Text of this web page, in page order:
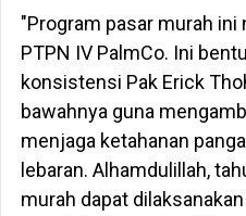
"Program pasar murah
PTPN IV PalmCo. Ini
konsistensi Pak Erick
bawahnya guna
menjaga ketahanan
lebaran. Alhamdulillah,
murah dapat